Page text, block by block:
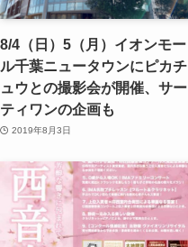
8/4（日）5（月）イオンモー
ル千葉ニュータウンにピカチ
ュウとの撮影会が開催、サー
ティワンの企画も
2019年8月3日